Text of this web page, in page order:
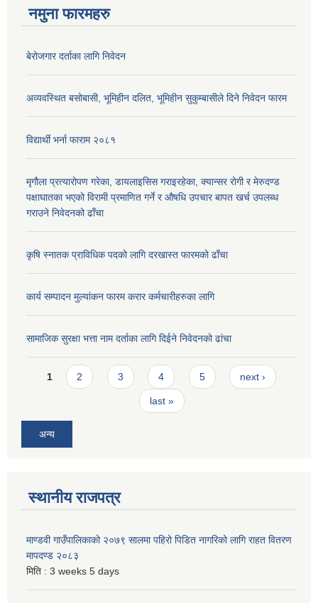
नमुना फारमहरु
बेरोजगार दर्ताका लागि निवेदन
अव्यवस्थित बसोबासी, भूमिहीन दलित, भूमिहीन सुकुम्बासीले दिने निवेदन फारम
विद्यार्थी भर्ना फाराम २०८१
मृगौला प्रत्यारोपण गरेका, डायलाइसिस गराइरहेका, क्यान्सर रोगी र मेरुदण्ड
पक्षाघातका भएको विरामी प्रमाणित गर्ने र औषधि उपचार बापत खर्च उपलब्ध
गराउने निवेदनको ढाँचा
कृषि स्नातक प्राविधिक पदको लागि दरखास्त फारमको ढाँचा
कार्य सम्पादन मुल्यांकन फारम करार कर्मचारीहरुका लागि
सामाजिक सुरक्षा भत्ता नाम दर्ताका लागि दिईने निवेदनको ढांचा
Pages
1 2 3 4 5 next ›
last »
अन्य
स्थानीय राजपत्र
माण्डवी गाउँपालिकाको २०७९ सालमा पहिरो पिडित नागरिको लागि राहत वितरण
मापदण्ड २०८३
मिति : 3 weeks 5 days